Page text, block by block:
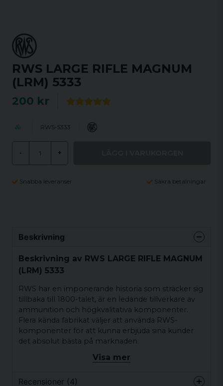
RWS LARGE RIFLE MAGNUM
(LRM) 5333
200 kr
RWS-5333
- +
Snabba leveranser Säkra betalningar
Beskrivning
Beskrivning av RWS LARGE RIFLE MAGNUM
(LRM) 5333
RWS har en imponerande historia som sträcker sig
tillbaka till 1800-talet, är en ledande tillverkare av
ammunition och högkvalitativa komponenter.
Flera kända fabrikat väljer att använda RWS-
komponenter för att kunna erbjuda sina kunder
det absolut bästa på marknaden.
RWS tändhattar är temperaturstabil tändhatt med
Visa mer
Recensioner (4)